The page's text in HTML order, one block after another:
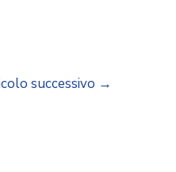
successivo →